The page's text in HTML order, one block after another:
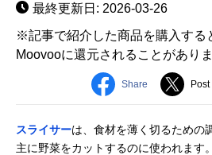
最終更新日: 2026-03-26
※記事で紹介した商品を購入する
Moovooに還元されることがありま
Share Post
スライサーは、食材を薄く切るための
主に野菜をカットするのに使われます。